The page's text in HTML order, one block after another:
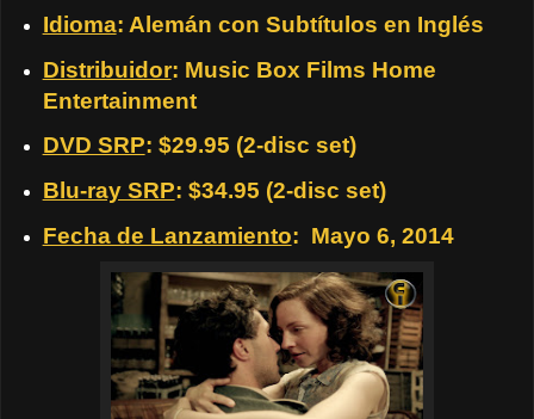
Idioma: Alemán con Subtítulos en Inglés
Distribuidor: Music Box Films Home
Entertainment
DVD SRP: $29.95 (2-disc set)
Blu-ray SRP: $34.95 (2-disc set)
Fecha de Lanzamiento: Mayo 6, 2014